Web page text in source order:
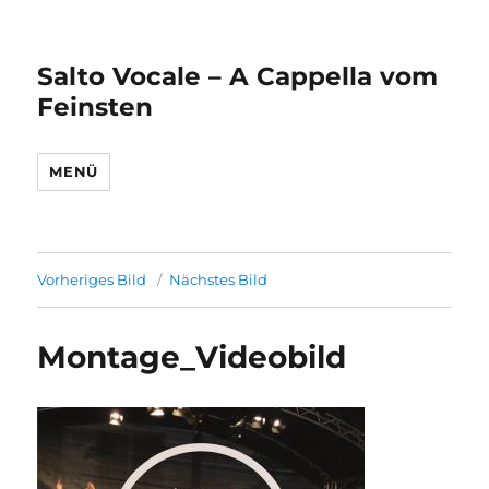
Salto Vocale – A Cappella vom
Feinsten
MENÜ
Vorheriges Bild Nächstes Bild
Montage_Videobild